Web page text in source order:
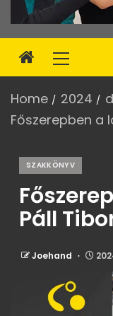
Home 2024
Főszerepben a
SZAKKÖNYV
Páll
Joehand